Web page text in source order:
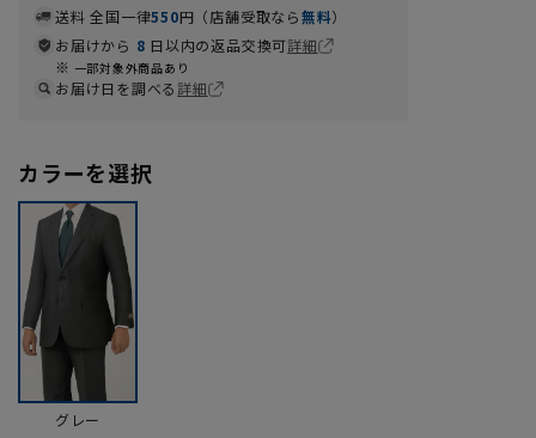
送料 全国一律550円（店舗受取なら無料）
お届けから 8 日以内の返品交換可詳細
一部対象外商品あり
お届け日を調べる詳細
カラーを選択
グレー